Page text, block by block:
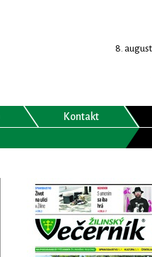
8. august
Kontakt